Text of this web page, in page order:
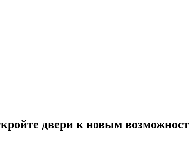
двери к новым